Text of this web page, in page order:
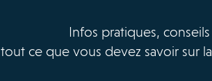
Infos pratiques,
tout ce que vous devez savoir sur